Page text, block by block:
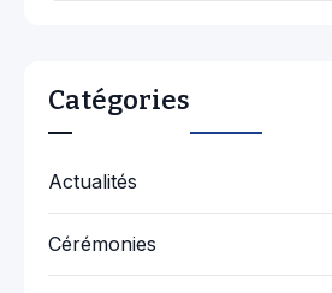
Catégories
Actualités
Cérémonies